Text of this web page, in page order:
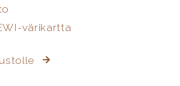
värikartta